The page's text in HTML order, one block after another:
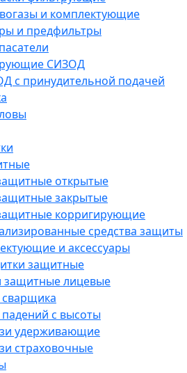
и комплектующие
и предфильтры
СИЗОД
с принудительной подачей
открытые
закрытые
корригирующие
средства защиты
и аксессуары
защитные
лицевые
с высоты
удерживающие
страховочные